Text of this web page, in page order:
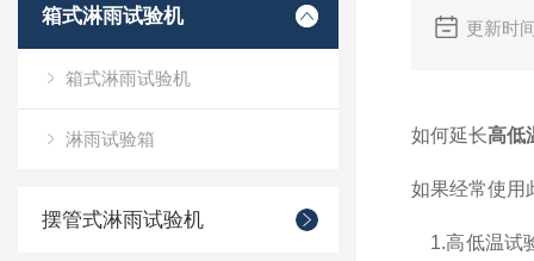
箱式淋雨试验机
箱式淋雨试验机
淋雨试验箱
摆管式淋雨试验机
更新时
如何延长高低
如果经常使用
1.高低温试